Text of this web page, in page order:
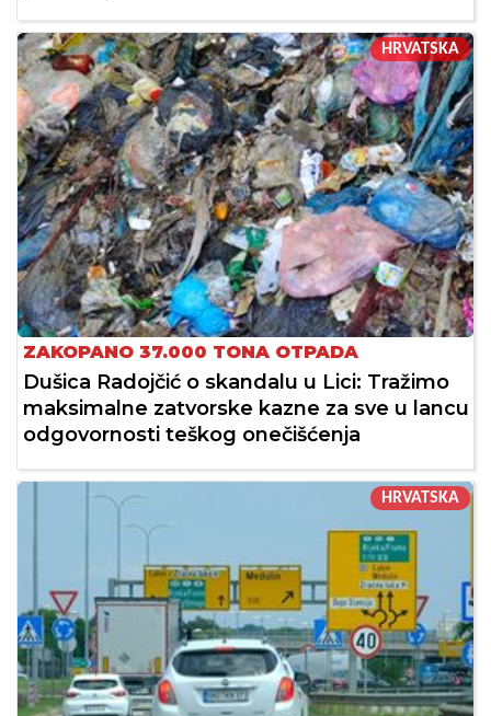
HRVATSKA
ZAKOPANO 37.000 TONA OTPADA
Dušica Radojčić o skandalu u Lici: Tražimo
maksimalne zatvorske kazne za sve u lancu
odgovornosti teškog onečišćenja
HRVATSKA